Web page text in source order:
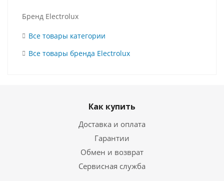
Бренд Electrolux
Все товары категории
Все товары бренда Electrolux
Как купить
Доставка и оплата
Гарантии
Обмен и возврат
Сервисная служба